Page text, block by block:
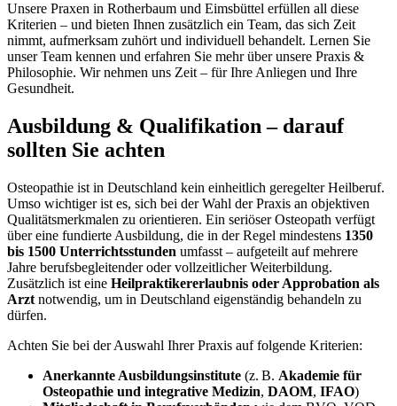
Unsere Praxen in Rotherbaum und Eimsbüttel erfüllen all diese
Kriterien – und bieten Ihnen zusätzlich ein Team, das sich Zeit
nimmt, aufmerksam zuhört und individuell behandelt. Lernen Sie
unser Team kennen und erfahren Sie mehr über unsere Praxis &
Philosophie. Wir nehmen uns Zeit – für Ihre Anliegen und Ihre
Gesundheit.
Ausbildung & Qualifikation – darauf
sollten Sie achten
Osteopathie ist in Deutschland kein einheitlich geregelter Heilberuf.
Umso wichtiger ist es, sich bei der Wahl der Praxis an objektiven
Qualitätsmerkmalen zu orientieren. Ein seriöser Osteopath verfügt
über eine fundierte Ausbildung, die in der Regel mindestens 1350
bis 1500 Unterrichtsstunden umfasst – aufgeteilt auf mehrere
Jahre berufsbegleitender oder vollzeitlicher Weiterbildung.
Zusätzlich ist eine Heilpraktikererlaubnis oder Approbation als
Arzt notwendig, um in Deutschland eigenständig behandeln zu
dürfen.
Achten Sie bei der Auswahl Ihrer Praxis auf folgende Kriterien:
Anerkannte Ausbildungsinstitute (z. B. Akademie für
Osteopathie und integrative Medizin, DAOM, IFAO)